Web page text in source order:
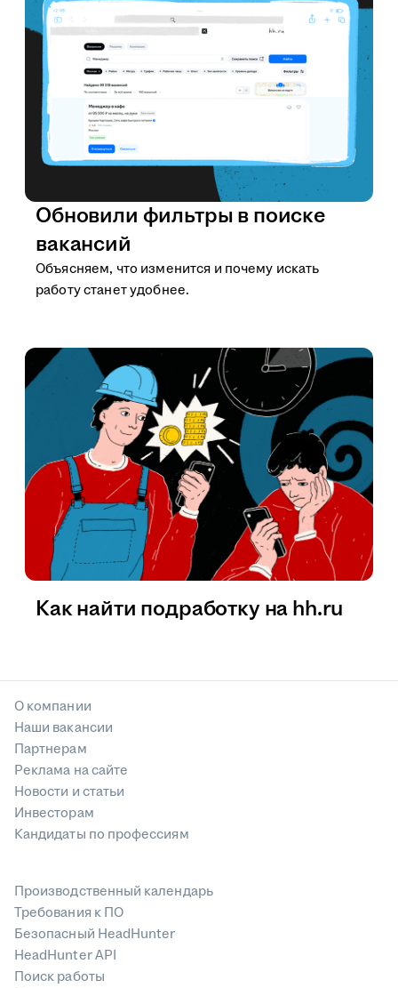
Обновили фильтры в поиске
вакансий
Объясняем, что изменится и почему искать
работу станет удобнее.
Как найти подработку на hh.ru
О компании
Наши вакансии
Партнерам
Реклама на сайте
Новости и статьи
Инвесторам
Кандидаты по профессиям
Производственный календарь
Требования к ПО
Безопасный HeadHunter
HeadHunter API
Поиск работы